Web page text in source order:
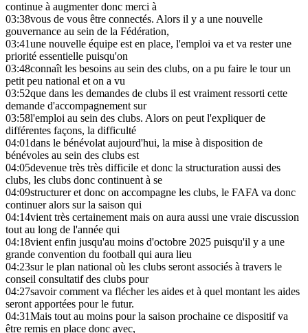
continue à augmenter donc merci à
03:38vous de vous être connectés. Alors il y a une nouvelle
gouvernance au sein de la Fédération,
03:41une nouvelle équipe est en place, l'emploi va et va rester une
priorité essentielle puisqu'on
03:48connaît les besoins au sein des clubs, on a pu faire le tour un
petit peu national et on a vu
03:52que dans les demandes de clubs il est vraiment ressorti cette
demande d'accompagnement sur
03:58l'emploi au sein des clubs. Alors on peut l'expliquer de
différentes façons, la difficulté
04:01dans le bénévolat aujourd'hui, la mise à disposition de
bénévoles au sein des clubs est
04:05devenue très très difficile et donc la structuration aussi des
clubs, les clubs donc continuent à se
04:09structurer et donc on accompagne les clubs, le FAFA va donc
continuer alors sur la saison qui
04:14vient très certainement mais on aura aussi une vraie discussion
tout au long de l'année qui
04:18vient enfin jusqu'au moins d'octobre 2025 puisqu'il y a une
grande convention du football qui aura lieu
04:23sur le plan national où les clubs seront associés à travers le
conseil consultatif des clubs pour
04:27savoir comment va flécher les aides et à quel montant les aides
seront apportées pour le futur.
04:31Mais tout au moins pour la saison prochaine ce dispositif va
être remis en place donc avec,